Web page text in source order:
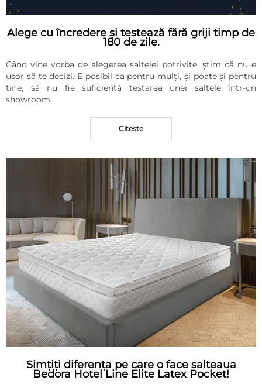
Alege cu încredere și testează fără griji timp de
180 de zile.
Când vine vorba de alegerea saltelei potrivite, știm că nu e
ușor să te decizi. E posibil ca pentru mulți, și poate și pentru
tine, să nu fie suficientă testarea unei saltele într-un
showroom.
Citeste
Simțiți diferența pe care o face salteaua
Bedora Hotel Line Elite Latex Pocket!